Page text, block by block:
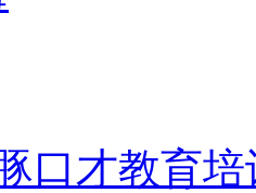
口才教育培